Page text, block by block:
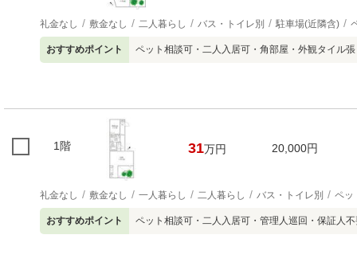
礼金なし 敷金なし 二人暮らし バス・トイレ別 駐車場(近隣含)
おすすめポイント ペット相談可・二人入居可・角部屋・外観タイル
1階 31万円 20,000円
礼金なし 敷金なし 一人暮らし 二人暮らし バス・トイレ別 ペッ
おすすめポイント ペット相談可・二人入居可・管理人巡回・保証人